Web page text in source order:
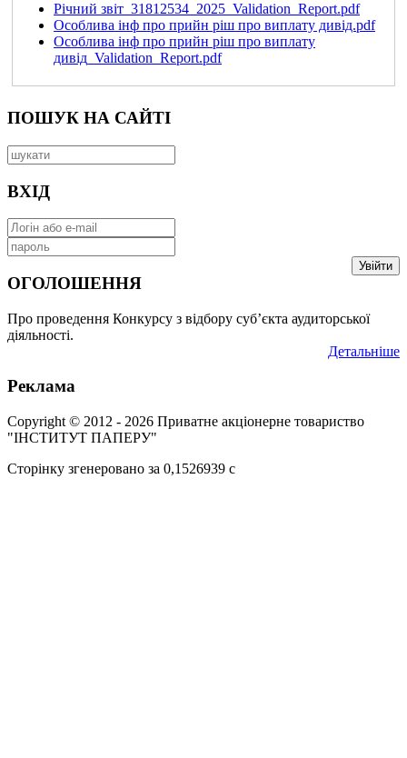
Річний звіт_31812534_2025_Validation_Report.pdf
Особлива інф про прийн ріш про виплату дивід.pdf
Особлива інф про прийн ріш про виплату
дивід_Validation_Report.pdf
ПОШУК НА САЙТІ
ВХІД
Увійти
ОГОЛОШЕННЯ
Про проведення Конкурсу з відбору суб’єкта аудиторської
діяльності.
Детальніше
Реклама
Copyright © 2012 - 2026 Приватне акціонерне товариство
"ІНСТИТУТ ПАПЕРУ"
Сторінку згенеровано за 0,1526939 c